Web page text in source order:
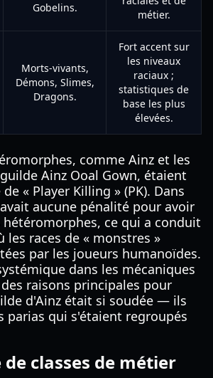
Gobelins.
métier.
Morts-vivants,
Démons, Slimes,
Dragons.
Fort accent sur
les niveaux
raciaux ;
statistiques de
base les plus
élevées.
comme Ainz et les
Ainz Ooal Gown, étaient
« Player Killing » (PK). Dans
aucune pénalité pour avoir
ce qui a conduit
les races de « monstres »
par les joueurs humanoïdes.
dans les mécaniques
raisons principales pour
d'Ainz était si soudée — ils
parias qui s'étaient regroupés
de classes de métier